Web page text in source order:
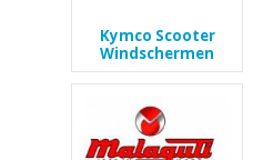
Kymco Scooter
Windschermen